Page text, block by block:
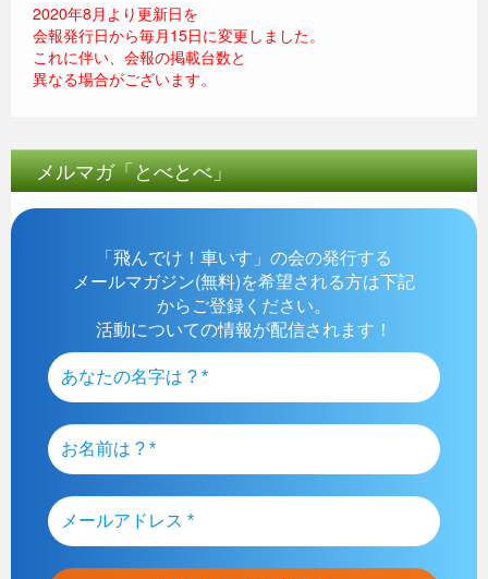
2020年8月より更新日を
会報発行日から毎月15日に変更しました。
これに伴い、会報の掲載台数と
異なる場合がございます。
メルマガ「とべとべ」
「飛んでけ！車いす」の会の発行する
メールマガジン(無料)を希望される方は下記
からご登録ください。
活動についての情報が配信されます！